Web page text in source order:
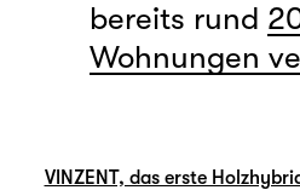
bereits rund
Wohnungen
VINZENT, das erste